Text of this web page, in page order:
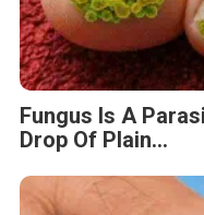
Fungus Is A
Drop Of Plain...